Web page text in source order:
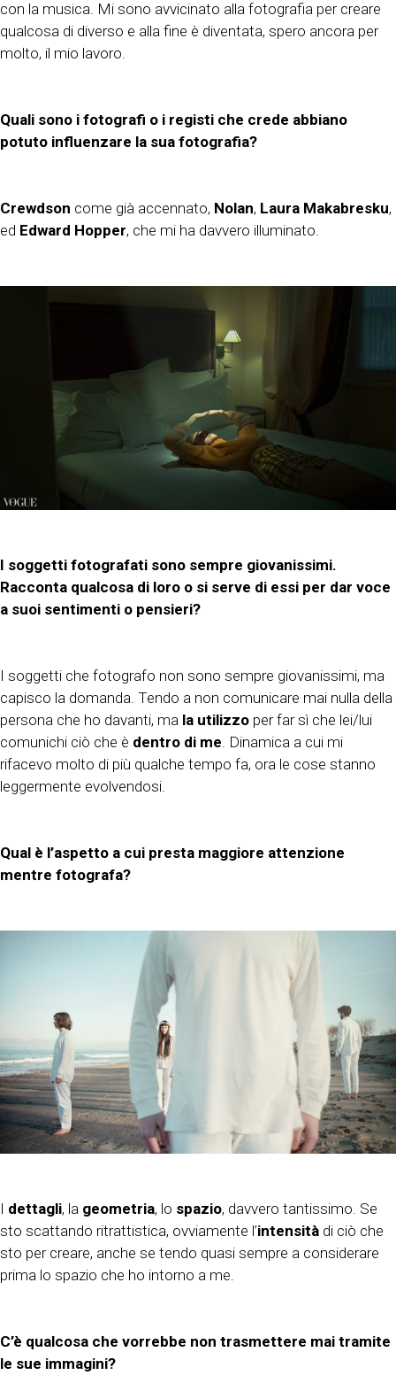
con la musica. Mi sono avvicinato alla fotografia per creare
qualcosa di diverso e alla fine è diventata, spero ancora per
molto, il mio lavoro.
Quali sono i fotografi o i registi che crede abbiano
potuto influenzare la sua fotografia?
Crewdson come già accennato, Nolan, Laura Makabresku,
ed Edward Hopper, che mi ha davvero illuminato.
I soggetti fotografati sono sempre giovanissimi.
Racconta qualcosa di loro o si serve di essi per dar voce
a suoi sentimenti o pensieri?
I soggetti che fotografo non sono sempre giovanissimi, ma
capisco la domanda. Tendo a non comunicare mai nulla della
persona che ho davanti, ma la utilizzo per far sì che lei/lui
comunichi ciò che è dentro di me . Dinamica a cui mi
rifacevo molto di più qualche tempo fa, ora le cose stanno
leggermente evolvendosi.
Qual è l’aspetto a cui presta maggiore attenzione
mentre fotografa?
I dettagli, la geometria, lo spazio, davvero tantissimo. Se
sto scattando ritrattistica, ovviamente l’intensità di ciò che
sto per creare, anche se tendo quasi sempre a considerare
prima lo spazio che ho intorno a me.
C’è qualcosa che vorrebbe non trasmettere mai tramite
le sue immagini?